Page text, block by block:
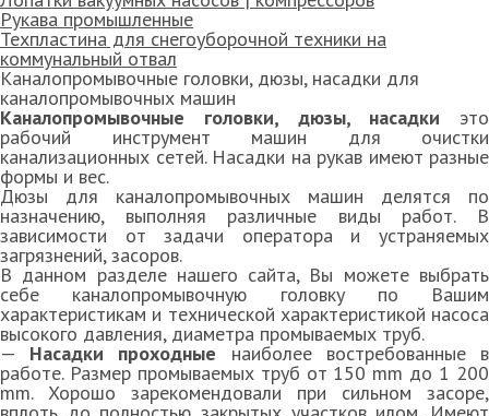
Рукава промышленные
Техпластина для снегоуборочной техники на
коммунальный отвал
Каналопромывочные головки, дюзы, насадки для
каналопромывочных машин
Каналопромывочные головки, дюзы, насадки это
рабочий инструмент машин для очистки
канализационных сетей. Насадки на рукав имеют разные
формы и вес.
Дюзы для каналопромывочных машин делятся по
назначению, выполняя различные виды работ. В
зависимости от задачи оператора и устраняемых
загрязнений, засоров.
В данном разделе нашего сайта, Вы можете выбрать
себе каналопромывочную головку по Вашим
характеристикам и технической характеристикой насоса
высокого давления, диаметра промываемых труб.
— Насадки проходные наиболее востребованные в
работе. Размер промываемых труб от 150 mm до 1 200
mm. Хорошо зарекомендовали при сильном засоре,